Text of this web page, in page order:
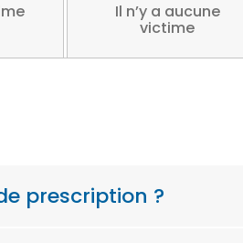
Il n’y a aucune
victime
prescription ?